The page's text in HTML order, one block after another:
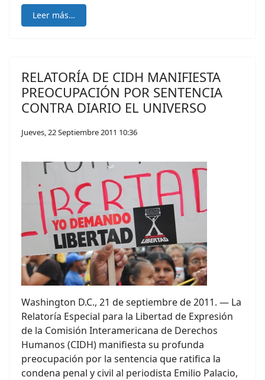
Leer más…
RELATORÍA DE CIDH MANIFIESTA
PREOCUPACIÓN POR SENTENCIA
CONTRA DIARIO EL UNIVERSO
Jueves, 22 Septiembre 2011 10:36
Washington D.C., 21 de septiembre de 2011. — La
Relatoría Especial para la Libertad de Expresión
de la Comisión Interamericana de Derechos
Humanos (CIDH) manifiesta su profunda
preocupación por la sentencia que ratifica la
condena penal y civil al periodista Emilio Palacio,